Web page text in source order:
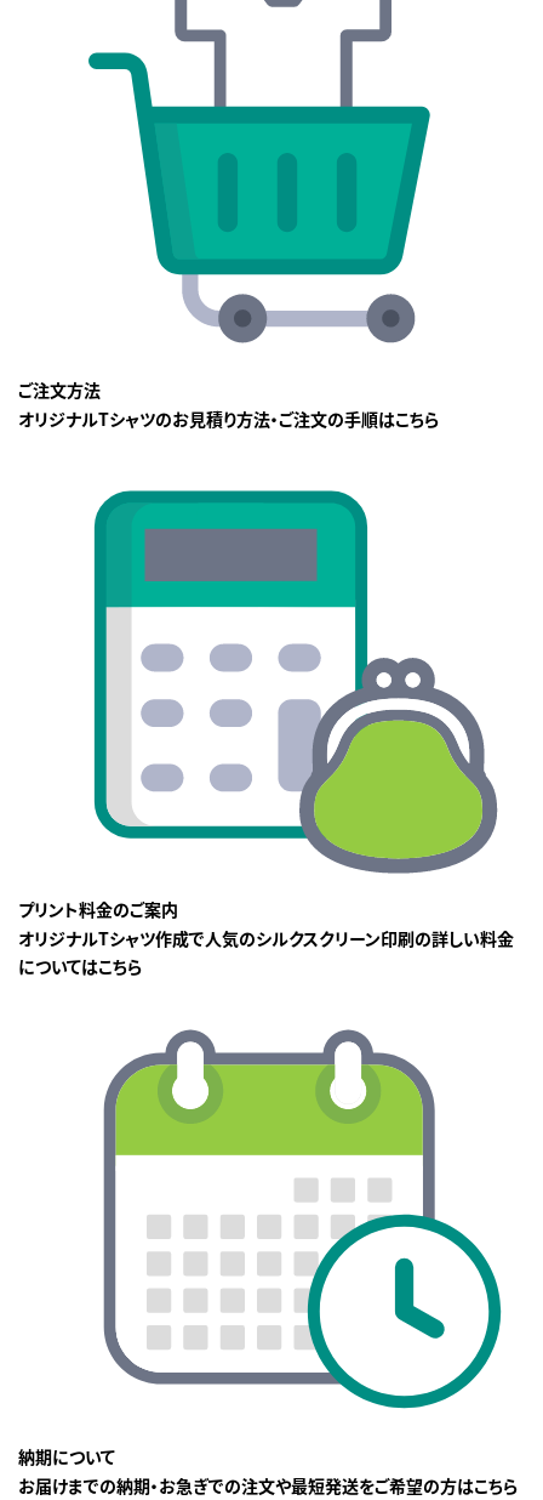
ご注文方法
オリジナルTシャツのお見積り方法・ご注文の手順はこちら
プリント料金のご案内
オリジナルTシャツ作成で人気のシルクスクリーン印刷の詳しい料金
についてはこちら
納期について
お届けまでの納期・お急ぎでの注文や最短発送をご希望の方はこちら